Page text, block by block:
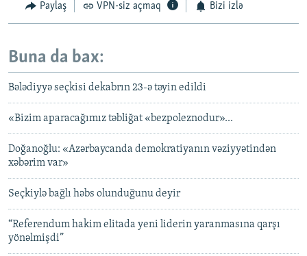
Paylaş VPN-siz açmaq Bizi izlə
Buna da bax:
Bələdiyyə seçkisi dekabrın 23-ə təyin edildi
«Bizim aparacağımız təbliğat «bezpoleznodur»...
Doğanoğlu: «Azərbaycanda demokratiyanın vəziyyətindən
xəbərim var»
Seçkiylə bağlı həbs olunduğunu deyir
“Referendum hakim elitada yeni liderin yaranmasına qarşı
yönəlmişdi”